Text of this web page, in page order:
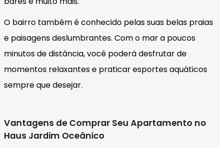
O bairro também é conhecido pelas suas belas praias
e paisagens deslumbrantes. Com o mar a poucos
minutos de distância, você poderá desfrutar de
momentos relaxantes e praticar esportes aquáticos
sempre que desejar.
Vantagens de Comprar Seu Apartamento no
Haus Jardim Oceânico